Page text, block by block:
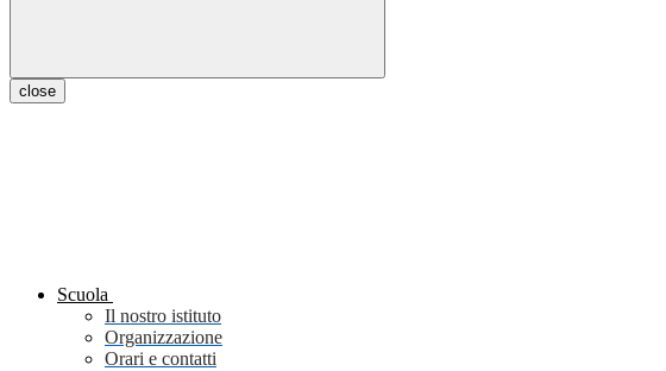
close
Scuola
Il nostro istituto
Organizzazione
Orari e contatti